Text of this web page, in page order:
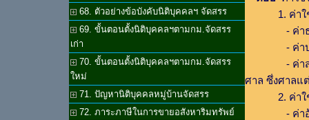
68. ตัวอย่างข้อบังคับนิติบุคคลฯ จัดสรร
69. ขั้นตอนตั้งนิติบุคคลฯตามกม.จัดสรร
เก่า
70. ขั้นตอนตั้งนิติบุคคลฯตามกม.จัดสรร
ใหม่
71. ปัญหานิติบุคคลหมู่บ้านจัดสรร
72. ภาระภาษีในการขายอสังหาริมทรัพย์
1. ค่าใช้จ่
- ค่าธรรม
- ค่าประก
- ค่าส่งประ
ศาล ซึ่งศาลแ
2. ค่าใช้จ่
- ค่าอ้างเ